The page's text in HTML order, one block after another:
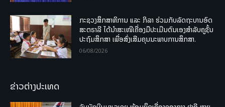
ກະຊວງສຶກສາທິການ ແລະ ກິລາ ຮ່ວມກັບລັດຖະບານອົດ
ສະຕຣາລີ ໄດ້ນຳສະເໜີເຄື່ອງມືປະເມີນຕົນເອງສຳລັບຄູຊັ້ນ
ປະຖົມສຶກສາ ເພື່ອສົ່ງເສີມຄຸນນະພາບການສຶກສາ.
06/08/2026
ຂ່າວຕ່າງປະເທດ